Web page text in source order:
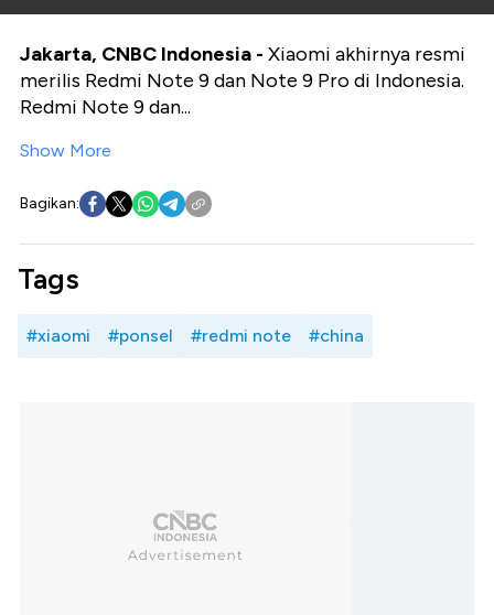
Jakarta, CNBC Indonesia - Xiaomi akhirnya resmi
merilis Redmi Note 9 dan Note 9 Pro di Indonesia.
Redmi Note 9 dan...
Show More
Bagikan:
Tags
#xiaomi #ponsel #redmi note #china